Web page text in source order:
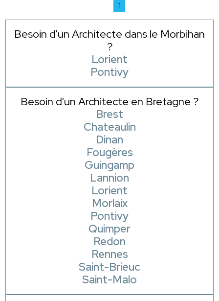
1
Besoin d'un Architecte dans le Morbihan
?
Lorient
Pontivy
Besoin d'un Architecte en Bretagne ?
Brest
Chateaulin
Dinan
Fougères
Guingamp
Lannion
Lorient
Morlaix
Pontivy
Quimper
Redon
Rennes
Saint-Brieuc
Saint-Malo